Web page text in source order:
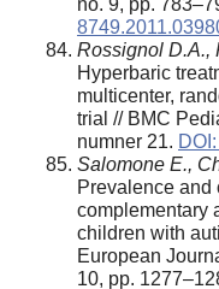
no. 9, pp.
Rossignol D.A.,
Hyperbaric
multicenter,
trial // BMC
numner 21.
Salomone E.,
Prevalence and
complementary
children with
European
10, pp.